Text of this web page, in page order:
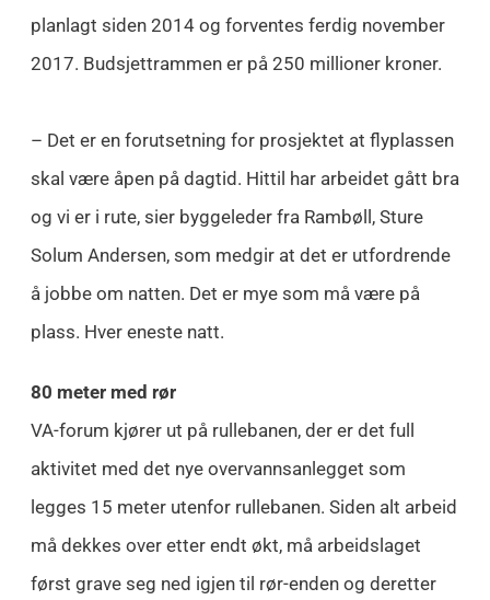
planlagt siden 2014 og forventes ferdig november
2017. Budsjettrammen er på 250 millioner kroner.
– Det er en forutsetning for prosjektet at flyplassen
skal være åpen på dagtid. Hittil har arbeidet gått bra
og vi er i rute, sier byggeleder fra Rambøll, Sture
Solum Andersen, som medgir at det er utfordrende
å jobbe om natten. Det er mye som må være på
plass. Hver eneste natt.
80 meter med rør
VA-forum kjører ut på rullebanen, der er det full
aktivitet med det nye overvannsanlegget som
legges 15 meter utenfor rullebanen. Siden alt arbeid
må dekkes over etter endt økt, må arbeidslaget
først grave seg ned igjen til rør-enden og deretter